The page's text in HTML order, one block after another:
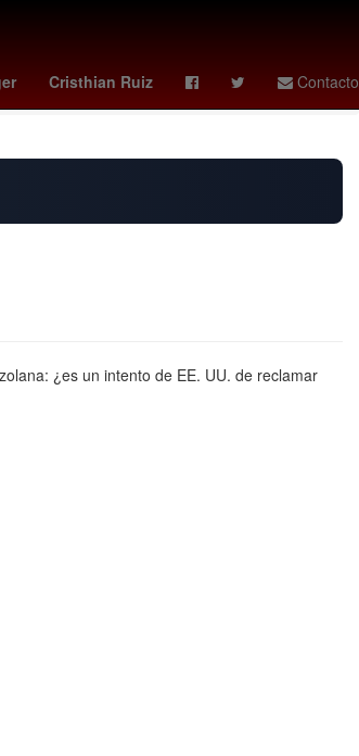
Cristhian Ruiz Contacto
sheinbaum
clasificacion concacaf
¿es un intento de EE. UU. de reclamar